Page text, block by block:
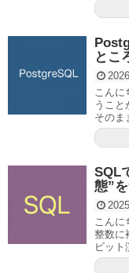
とこ
こん
うこと
そのま
SQL
態”
こん
整数に
ビット